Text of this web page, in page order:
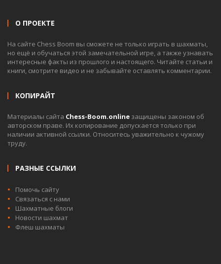
О ПРОЕКТЕ
На сайте Chess Boom вы сможете не только играть в шахматы,
но ещё и обучаться этой замечательной игре, а также узнавать
интересные факты из прошлого и настоящего. Читайте статьи и
книги, смотрите видео и не забывайте оставлять комментарии.
КОПИРАЙТ
Материалы сайта Chess-Boom.online защищены законом об
авторском праве. Их копирование допускается только при
наличии активной ссылки. Относитесь уважительно к чужому
труду.
РАЗНЫЕ ССЫЛКИ
Помочь сайту
Связаться с нами
Шахматные блоги
Новости шахмат
Флеш шахматы